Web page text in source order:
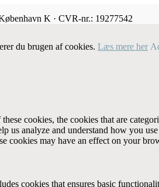
K · CVR-nr.: 19277542
du brugen af cookies. Læs mere her
cookies, the cookies that are
analyze and understand how you
cookies may have an effect on your
cookies that ensures basic